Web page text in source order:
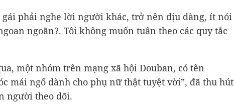
gái phải nghe lời người khác, trở nên dịu dàng, ít nói
ngoãn?. Tôi không muốn tuân theo các quy tắc
một nhóm trên mạng xã hội Douban, có tên
mái ngố dành cho phụ nữ thật tuyệt vời”, đã thu hút
người theo dõi.